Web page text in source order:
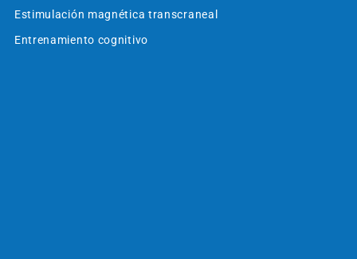
Estimulación magnética transcraneal
Entrenamiento cognitivo